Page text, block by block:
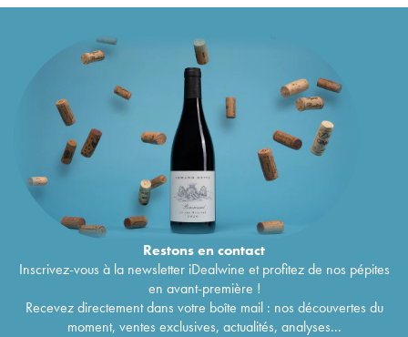
Restons encontact
Inscrivez-vous à la newsletter iDealwine et profitez de nos pépites
en avant-première !
Recevez directement dans votre boîte mail : nos découvertes du
moment, ventes exclusives, actualités, analyses...